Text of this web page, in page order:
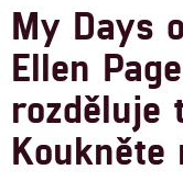
My Days
Ellen
rozděluje